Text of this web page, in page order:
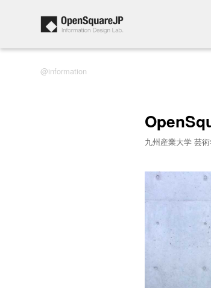
information
九州産業大学 芸